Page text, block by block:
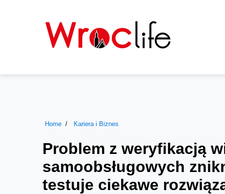
Home Kariera i Biznes
Problem z weryfikacją
samoobsługowych
testuje ciekawe